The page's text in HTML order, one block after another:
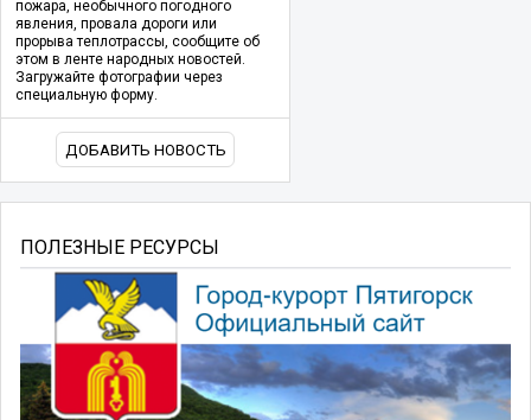
пожара, необычного погодного
явления, провала дороги или
прорыва теплотрассы, сообщите об
этом в ленте народных новостей.
Загружайте фотографии через
специальную форму.
ДОБАВИТЬ НОВОСТЬ
ПОЛЕЗНЫЕ РЕСУРСЫ